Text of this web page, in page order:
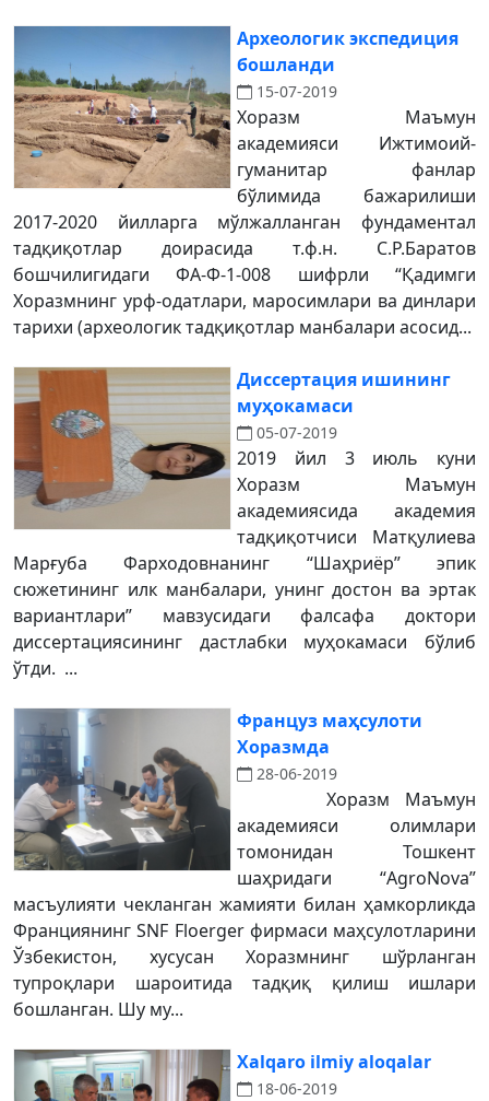
Археологик экспедиция
бошланди
15-07-2019
Хоразм Маъмун
академияси Ижтимоий-
гуманитар фанлар
бўлимида бажарилиши
2017-2020 йилларга мўлжалланган фундаментал
тадқиқотлар доирасида т.ф.н. С.Р.Баратов
бошчилигидаги ФА-Ф-1-008 шифрли “Қадимги
Хоразмнинг урф-одатлари, маросимлари ва динлари
тарихи (археологик тадқиқотлар манбалари асосид...
Диссертация ишининг
муҳокамаси
05-07-2019
2019 йил 3 июль куни
Хоразм Маъмун
академиясида академия
тадқиқотчиси Матқулиева
Марғуба Фарходовнанинг “Шаҳриёр” эпик
сюжетининг илк манбалари, унинг достон ва эртак
вариантлари” мавзусидаги фалсафа доктори
диссертациясининг дастлабки муҳокамаси бўлиб
ўтди. ...
Француз маҳсулоти
Хоразмда
28-06-2019
Хоразм Маъмун
академияси олимлари
томонидан Тошкент
шаҳридаги “AgroNova”
масъулияти чекланган жамияти билан ҳамкорликда
Франциянинг SNF Floerger фирмаси маҳсулотларини
Ўзбекистон, хусусан Хоразмнинг шўрланган
тупроқлари шароитида тадқиқ қилиш ишлари
бошланган. Шу му...
Xalqaro ilmiy aloqalar
18-06-2019